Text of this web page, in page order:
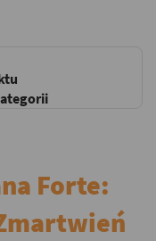
Forte: